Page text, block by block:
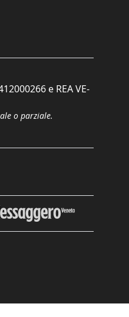
e REA VE-
o parziale.